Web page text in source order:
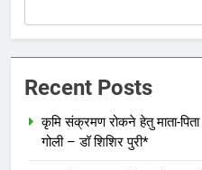
Recent Posts
कृमि संक्रमण रोकने हेतु माता-
गोली – डॉ शिशिर पुरी*